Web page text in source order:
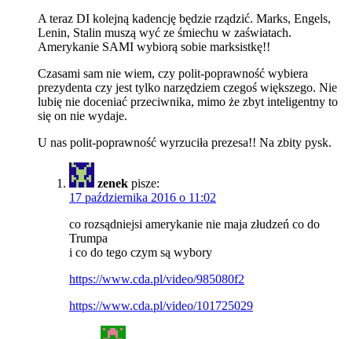
A teraz DI kolejną kadencję będzie rządzić. Marks, Engels,
Lenin, Stalin muszą wyć ze śmiechu w zaświatach.
Amerykanie SAMI wybiorą sobie marksistkę!!
Czasami sam nie wiem, czy polit-poprawność wybiera
prezydenta czy jest tylko narzędziem czegoś większego. Nie
lubię nie doceniać przeciwnika, mimo że zbyt inteligentny to
się on nie wydaje.
U nas polit-poprawność wyrzuciła prezesa!! Na zbity pysk.
zenek pisze:
17 października 2016 o 11:02
co rozsądniejsi amerykanie nie maja złudzeń co do
Trumpa
i co do tego czym są wybory
https://www.cda.pl/video/985080f2
https://www.cda.pl/video/101725029